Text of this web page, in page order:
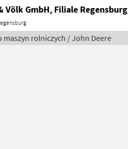
Völk GmbH, Filiale Regensburg
maszyn rolniczych / John Deere